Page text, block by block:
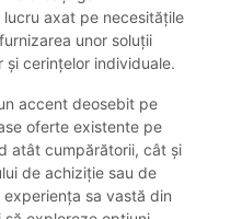
axat pe necesitățile
unor soluții
cerințelor individuale.
accent deosebit pe
oferte existente pe
atât cumpărătorii, cât și
de achiziție sau de
sa vastă din